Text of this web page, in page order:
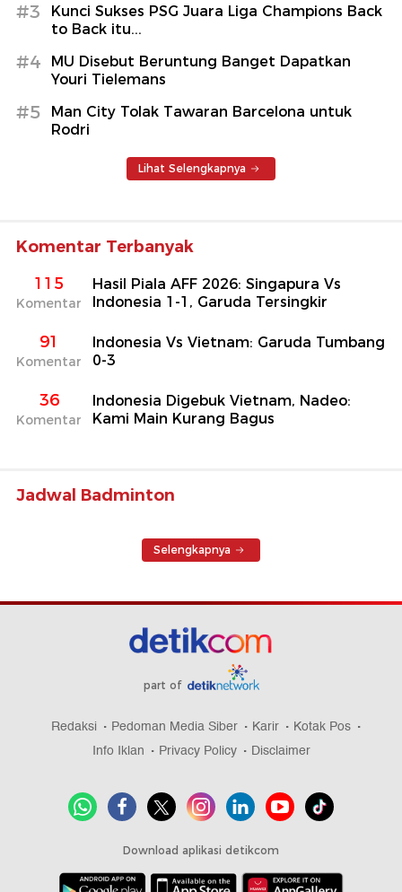
#3
Kunci Sukses PSG Juara Liga Champions Back
to Back itu...
#4
MU Disebut Beruntung Banget Dapatkan
Youri Tielemans
#5
Man City Tolak Tawaran Barcelona untuk
Rodri
Lihat Selengkapnya
Komentar Terbanyak
115
Komentar
Hasil Piala AFF 2026: Singapura Vs
Indonesia 1-1, Garuda Tersingkir
91
Komentar
Indonesia Vs Vietnam: Garuda Tumbang
0-3
36
Komentar
Indonesia Digebuk Vietnam, Nadeo:
Kami Main Kurang Bagus
Jadwal Badminton
Selengkapnya
part of
Redaksi Pedoman Media Siber Karir
Kotak Pos
Info Iklan
Privacy Policy Disclaimer
Download aplikasi detikcom